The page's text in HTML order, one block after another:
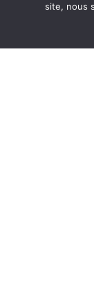
site, nous